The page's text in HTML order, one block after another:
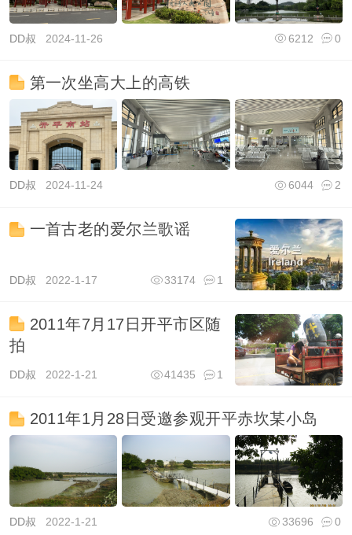
DD叔 2024-11-26 0
6212
第一次坐高大上的高铁
DD叔 2024-11-24 2
6044
一首古老的爱尔兰歌谣
DD叔 2022-1-17 1
33174
2011年7月17日开平市区随
拍
DD叔 2022-1-21 1
41435
2011年1月28日受邀参观开平赤坎某小岛
DD叔 2022-1-21 0
33696